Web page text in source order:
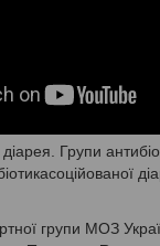
Групи
групи МОЗ